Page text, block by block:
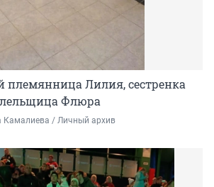
племянница Лилия, сестренка
Флюра
Камалиева / Личный архив